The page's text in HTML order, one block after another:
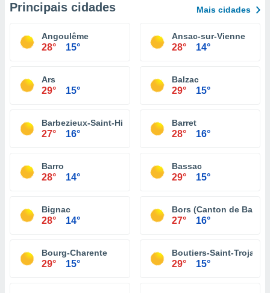
Principais cidades Mais cidades
Angoulême
28° 15°
Ansac-sur-Vienne
28° 14°
Ars
29° 15°
Balzac
29° 15°
Barbezieux-Saint-Hilaire
27° 16°
Barret
28° 16°
Barro
28° 14°
Bassac
29° 15°
Bignac
28° 14°
Bors (Canton de
27° 16°
Bourg-Charente
29° 15°
Boutiers-Saint-Trojan
29° 15°